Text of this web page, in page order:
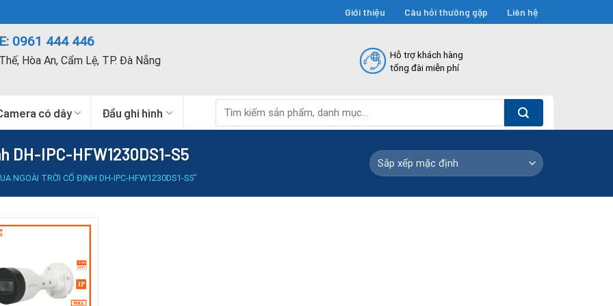
Giới thiệu Câu hỏi thường gặp Liên hệ
0961 444 446
Hòa An, Cẩm Lệ, TP. Đà Nẵng
Hỗ trợ khách hàng
tổng đài miễn phí
có dây Đầu ghi hình
kiếm:
DH-IPC-HFW1230DS1-S5
NGOÀI TRỜI CỐ ĐỊNH DH-IPC-HFW1230DS1-S5”